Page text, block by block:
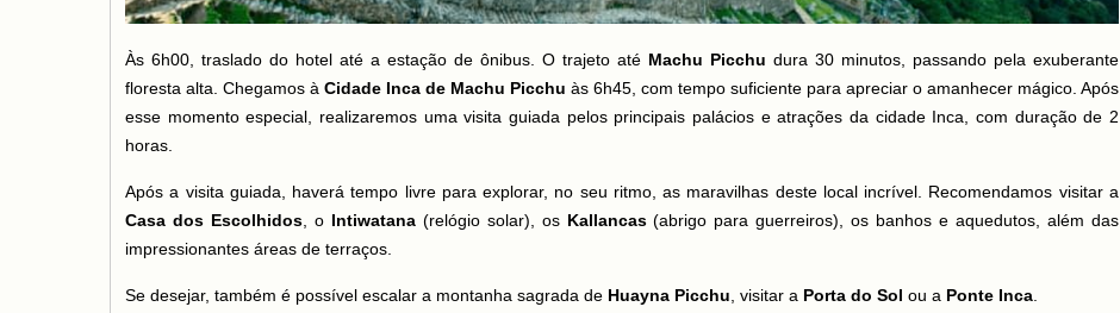
Às 6h00, traslado do hotel até a estação de ônibus. O trajeto até Machu Picchu dura 30 minutos, passando pela exuberante
floresta alta. Chegamos à Cidade Inca de Machu Picchu às 6h45, com tempo suficiente para apreciar o amanhecer mágico. Após
esse momento especial, realizaremos uma visita guiada pelos principais palácios e atrações da cidade Inca, com duração de 2
horas.
Após a visita guiada, haverá tempo livre para explorar, no seu ritmo, as maravilhas deste local incrível. Recomendamos visitar a
Casa dos Escolhidos, o Intiwatana(relógio solar), os Kallancas(abrigo para guerreiros), os banhos e aquedutos, além das
impressionantes áreas de terraços.
Se desejar, também é possível escalar a montanha sagrada de Huayna Picchu , visitar a Porta do Sol ou a Ponte Inca